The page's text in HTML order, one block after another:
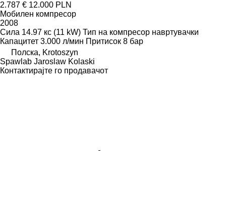
2.787 € 12.000 PLN
Мобилен компресор
2008
Сила 14.97 кс (11 kW) Тип на компресор навртувачки
Капацитет 3.000 л/мин Притисок 8 бар
Полска, Krotoszyn
Spawlab Jaroslaw Kolaski
Контактирајте го продавачот